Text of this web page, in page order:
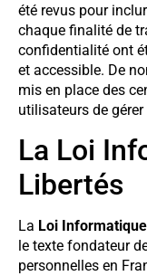
été revus pour
chaque finalité de
confidentialité ont
et accessible. De
mis en place des
utilisateurs de
La Loi
Libertés
La Loi
le texte fondateur
personnelles en